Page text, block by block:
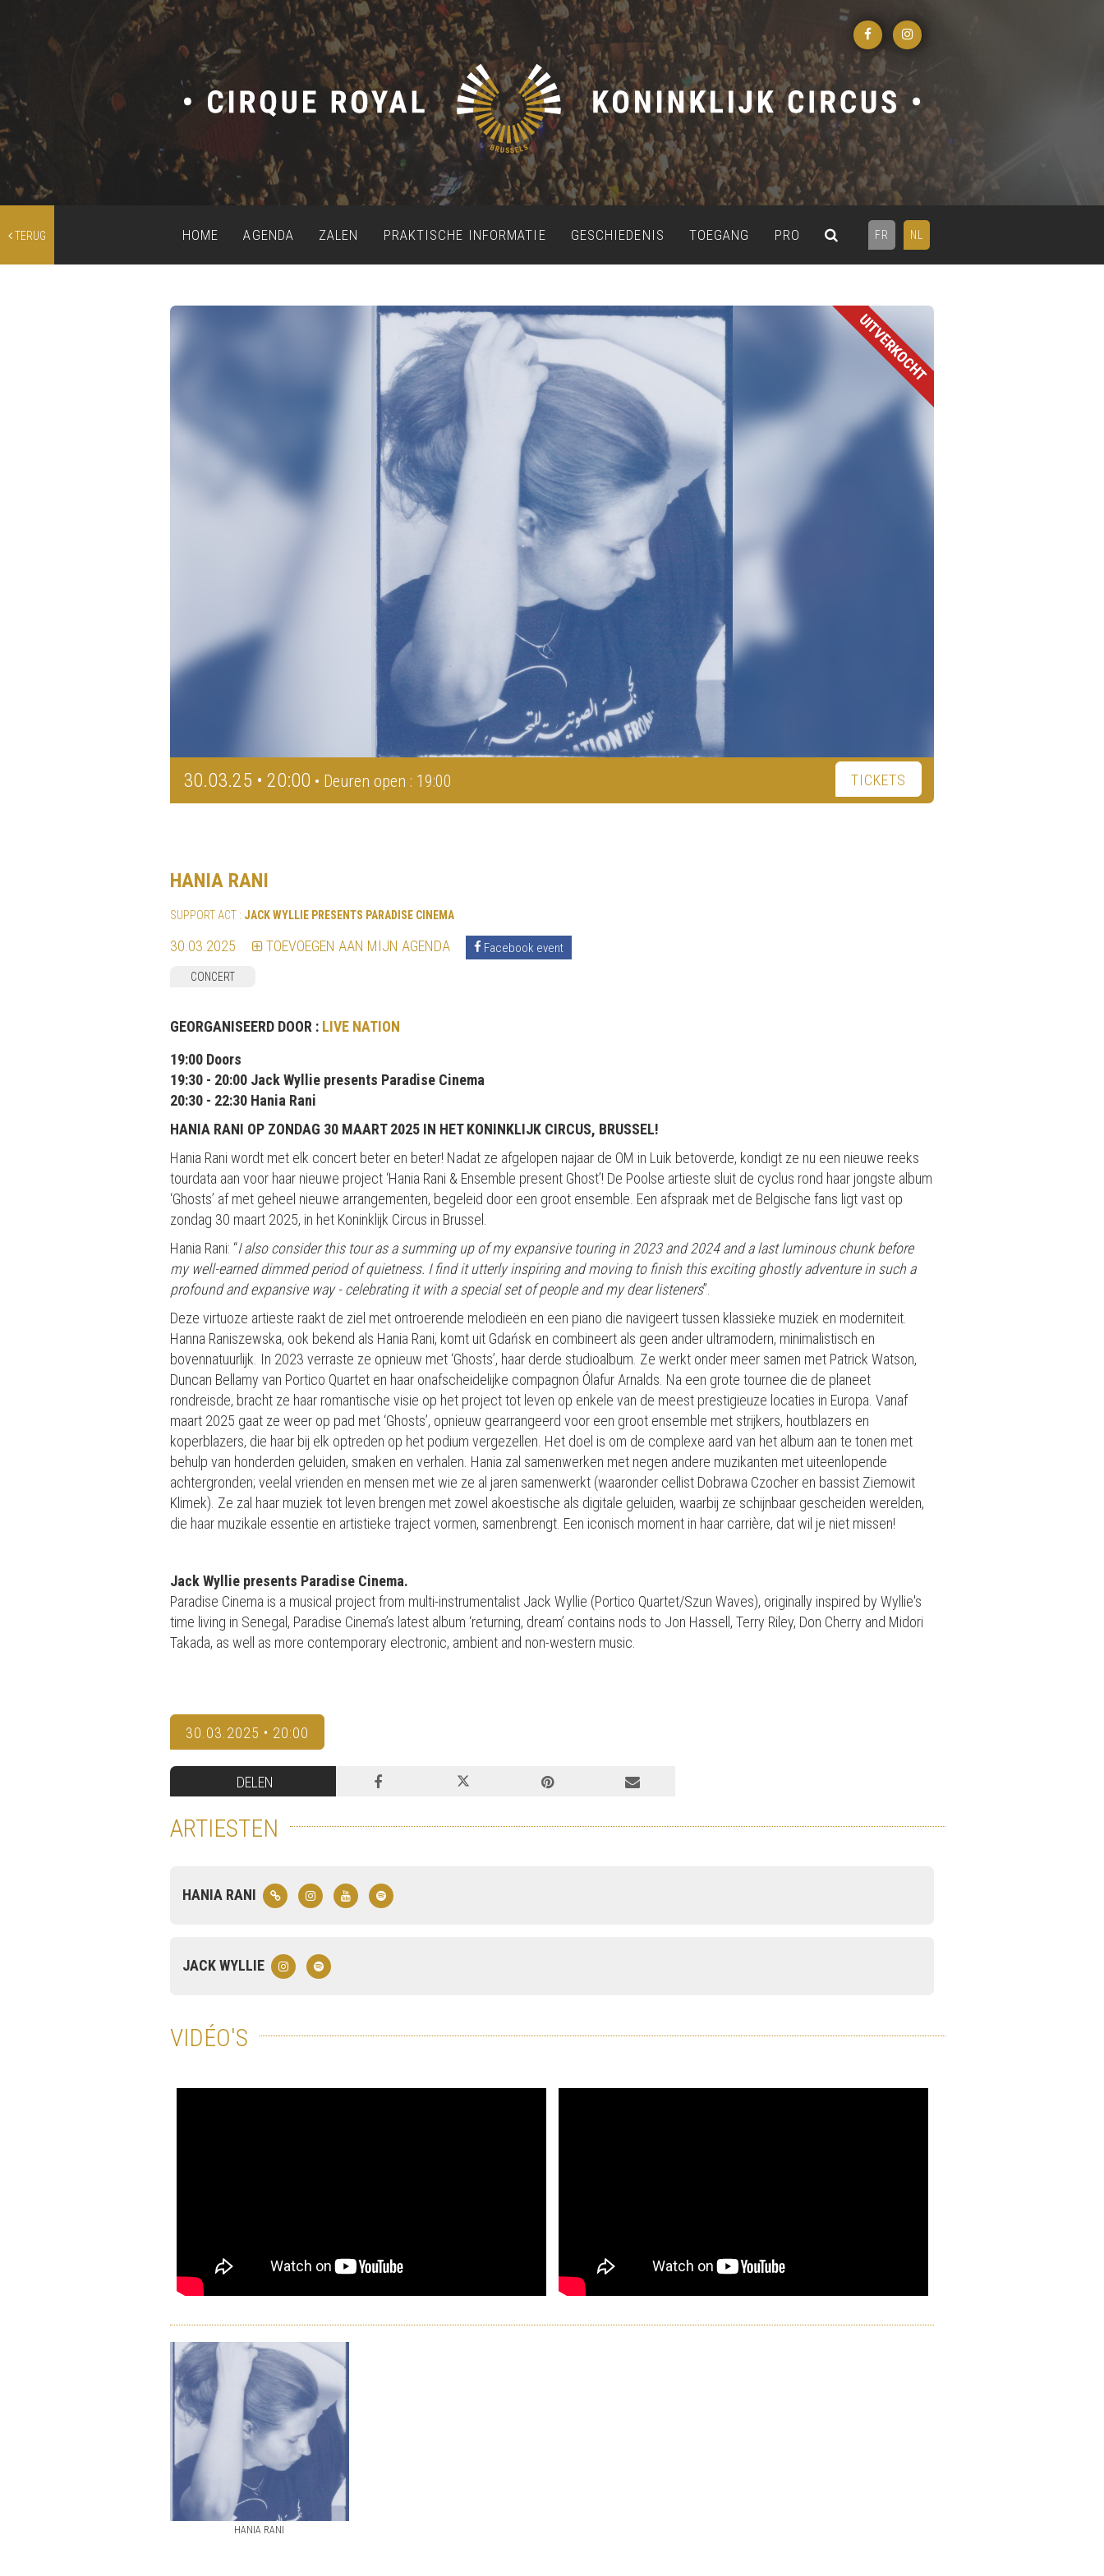
TERUG FR NL
HOME AGENDA ZALEN PRAKTISCHE INFORMATIE GESCHIEDENIS TOEGANG PRO
UITVERKOCHT
30.03.25 • 20:00 • Deuren open : 19:00 TICKETS
HANIA RANI
SUPPORT ACT : JACK WYLLIE PRESENTS PARADISE CINEMA
30.03.2025 TOEVOEGEN AAN MIJN AGENDA Facebook event
CONCERT
GEORGANISEERD DOOR : LIVE NATION
19:00 Doors
19:30 - 20:00 Jack Wyllie presents Paradise Cinema
20:30 - 22:30 Hania Rani
HANIA RANI OP ZONDAG 30 MAART 2025 IN HET KONINKLIJK CIRCUS, BRUSSEL!
Hania Rani wordt met elk concert beter en beter! Nadat ze afgelopen najaar de OM in Luik betoverde, kondigt ze nu een nieuwe reeks
tourdata aan voor haar nieuwe project ‘Hania Rani & Ensemble present Ghost’! De Poolse artieste sluit de cyclus rond haar jongste album
‘Ghosts’ af met geheel nieuwe arrangementen, begeleid door een groot ensemble. Een afspraak met de Belgische fans ligt vast op
zondag 30 maart 2025, in het Koninklijk Circus in Brussel.
Hania Rani: “I also consider this tour as a summing up of my expansive touring in 2023 and 2024 and a last luminous chunk before
my well-earned dimmed period of quietness. I find it utterly inspiring and moving to finish this exciting ghostly adventure in such a
profound and expansive way - celebrating it with a special set of people and my dear listeners”.
Deze virtuoze artieste raakt de ziel met ontroerende melodieën en een piano die navigeert tussen klassieke muziek en moderniteit.
Hanna Raniszewska, ook bekend als Hania Rani, komt uit Gdańsk en combineert als geen ander ultramodern, minimalistisch en
bovennatuurlijk. In 2023 verraste ze opnieuw met ‘Ghosts’, haar derde studioalbum. Ze werkt onder meer samen met Patrick Watson,
Duncan Bellamy van Portico Quartet en haar onafscheidelijke compagnon Ólafur Arnalds. Na een grote tournee die de planeet
rondreisde, bracht ze haar romantische visie op het project tot leven op enkele van de meest prestigieuze locaties in Europa. Vanaf
maart 2025 gaat ze weer op pad met ‘Ghosts’, opnieuw gearrangeerd voor een groot ensemble met strijkers, houtblazers en
koperblazers, die haar bij elk optreden op het podium vergezellen. Het doel is om de complexe aard van het album aan te tonen met
behulp van honderden geluiden, smaken en verhalen. Hania zal samenwerken met negen andere muzikanten met uiteenlopende
achtergronden; veelal vrienden en mensen met wie ze al jaren samenwerkt (waaronder cellist Dobrawa Czocher en bassist Ziemowit
Klimek). Ze zal haar muziek tot leven brengen met zowel akoestische als digitale geluiden, waarbij ze schijnbaar gescheiden werelden,
die haar muzikale essentie en artistieke traject vormen, samenbrengt. Een iconisch moment in haar carrière, dat wil je niet missen!
Jack Wyllie presents Paradise Cinema.
Paradise Cinema is a musical project from multi-instrumentalist Jack Wyllie (Portico Quartet/Szun Waves), originally inspired by Wyllie's
time living in Senegal, Paradise Cinema’s latest album ‘returning, dream’ contains nods to Jon Hassell, Terry Riley, Don Cherry and Midori
Takada, as well as more contemporary electronic, ambient and non-western music.
30.03.2025 • 20:00
DELEN
ARTIESTEN
HANIA RANI
JACK WYLLIE
VIDÉO'S
HANIA RANI